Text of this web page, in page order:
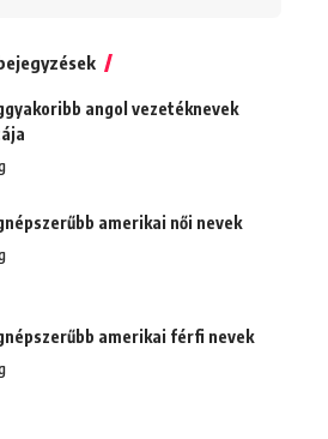
angol vezetéknevek
amerikai női nevek
amerikai férfi nevek